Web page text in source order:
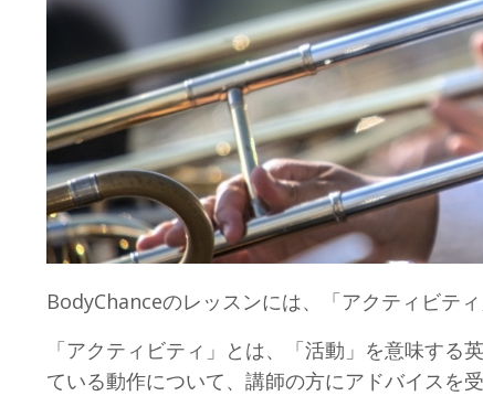
BodyChanceのレッスンには、「アクティビティ
「アクティビティ」とは、「活動」を意味す
ている動作について、講師の方にアドバイスを